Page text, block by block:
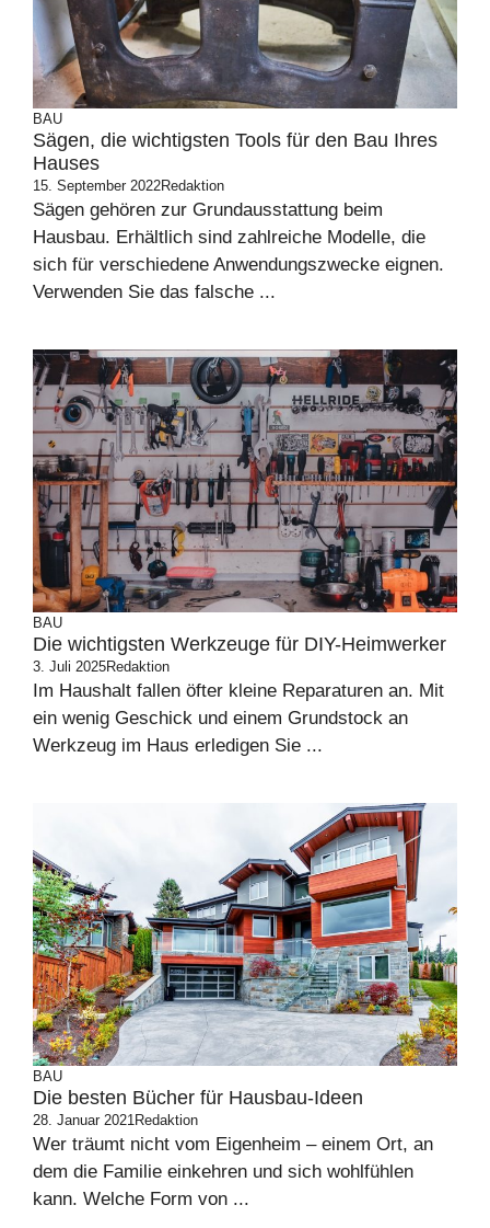
BAU
Sägen, die wichtigsten Tools für den Bau Ihres
Hauses
15. September 2022Redaktion
Sägen gehören zur Grundausstattung beim
Hausbau. Erhältlich sind zahlreiche Modelle, die
sich für verschiedene Anwendungszwecke eignen.
Verwenden Sie das falsche ...
BAU
Die wichtigsten Werkzeuge für DIY-Heimwerker
3. Juli 2025Redaktion
Im Haushalt fallen öfter kleine Reparaturen an. Mit
ein wenig Geschick und einem Grundstock an
Werkzeug im Haus erledigen Sie ...
BAU
Die besten Bücher für Hausbau-Ideen
28. Januar 2021Redaktion
Wer träumt nicht vom Eigenheim – einem Ort, an
dem die Familie einkehren und sich wohlfühlen
kann. Welche Form von ...